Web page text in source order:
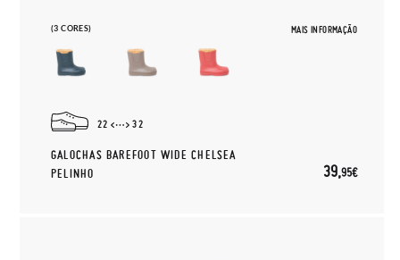
(3 CORES) MAIS INFORMAÇÃO
22 32
GALOCHAS BAREFOOT WIDE CHELSEA
PELINHO
39,95€